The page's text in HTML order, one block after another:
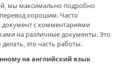
мы максимально подробно
хорошим. Часто
документ с комментариями
на различные документы. Это
это часть работы.
на английский язык